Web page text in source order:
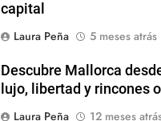
capital
Laura Peña
5 meses atrás
Descubre Mallorca
lujo, libertad y rincones
Laura Peña
12 meses